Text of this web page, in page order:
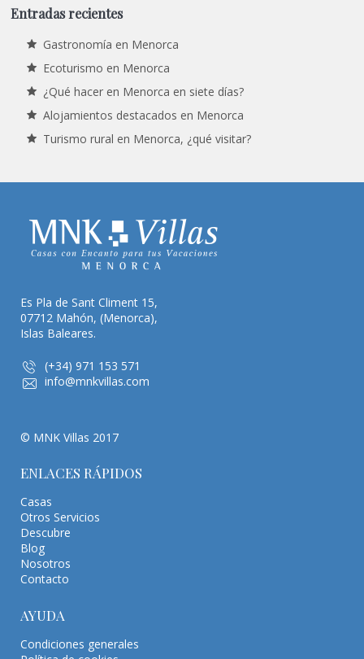
Entradas recientes
Gastronomía en Menorca
Ecoturismo en Menorca
¿Qué hacer en Menorca en siete días?
Alojamientos destacados en Menorca
Turismo rural en Menorca, ¿qué visitar?
Es Pla de Sant Climent 15,
07712 Mahón, (Menorca),
Islas Baleares.
(+34) 971 153 571
info@mnkvillas.com
© MNK Villas 2017
ENLACES RÁPIDOS
Casas
Otros Servicios
Descubre
Blog
Nosotros
Contacto
AYUDA
Condiciones generales